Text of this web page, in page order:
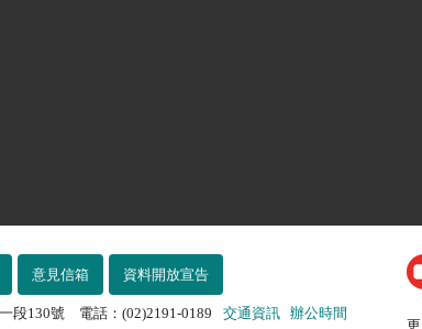
意見信箱 資料開放宣告
段130號 電話：(02)2191-0189 交通資訊 辦公時間